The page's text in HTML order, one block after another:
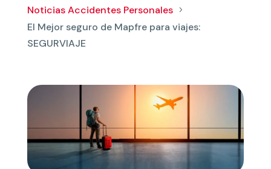
Noticias Accidentes Personales 5
El Mejor seguro de Mapfre para viajes:
SEGURVIAJE